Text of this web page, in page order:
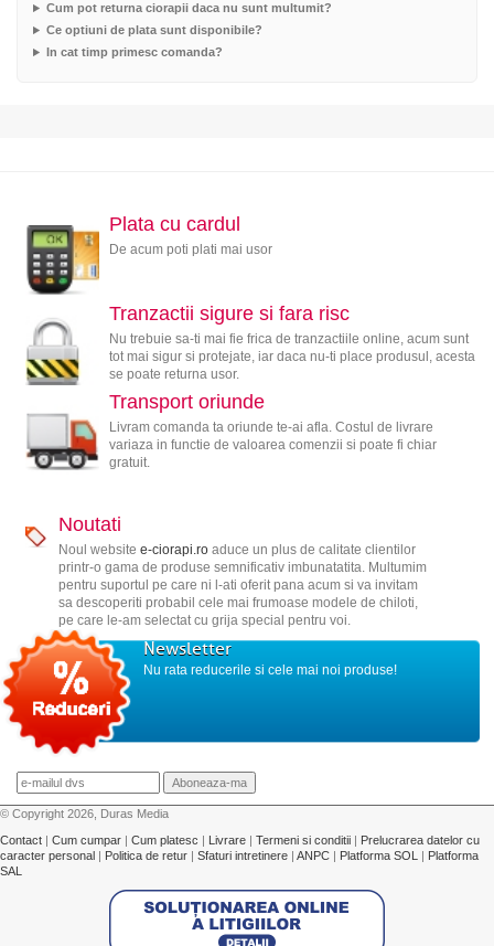
Cum pot returna ciorapii daca nu sunt multumit?
Ce optiuni de plata sunt disponibile?
In cat timp primesc comanda?
Plata cu cardul
De acum poti plati mai usor
Tranzactii sigure si fara risc
Nu trebuie sa-ti mai fie frica de tranzactiile online, acum sunt
tot mai sigur si protejate, iar daca nu-ti place produsul, acesta
se poate returna usor.
Transport oriunde
Livram comanda ta oriunde te-ai afla. Costul de livrare
variaza in functie de valoarea comenzii si poate fi chiar
gratuit.
Noutati
Noul website e-ciorapi.roaduce un plus de calitate clientilor
printr-o gama de produse semnificativ imbunatatita. Multumim
pentru suportul pe care ni l-ati oferit pana acum si va invitam
sa descoperiti probabil cele mai frumoase modele de chiloti,
pe care le-am selectat cu grija special pentru voi.
Newsletter
Nu rata reducerile si cele mai noi produse!
© Copyright 2026, Duras Media
Contact | Cum cumpar | Cum platesc | Livrare | Termeni si conditii | Prelucrarea datelor cu
caracter personal | Politica de retur | Sfaturi intretinere | ANPC | Platforma SOL | Platforma
SAL